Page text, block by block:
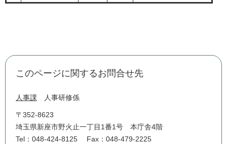
このページに関するお問合せ先
人事課 人事研修係
〒352-8623
埼玉県新座市野火止一丁目1番1号 本庁舎4階
Tel：048-424-8125
Fax：048-479-2225